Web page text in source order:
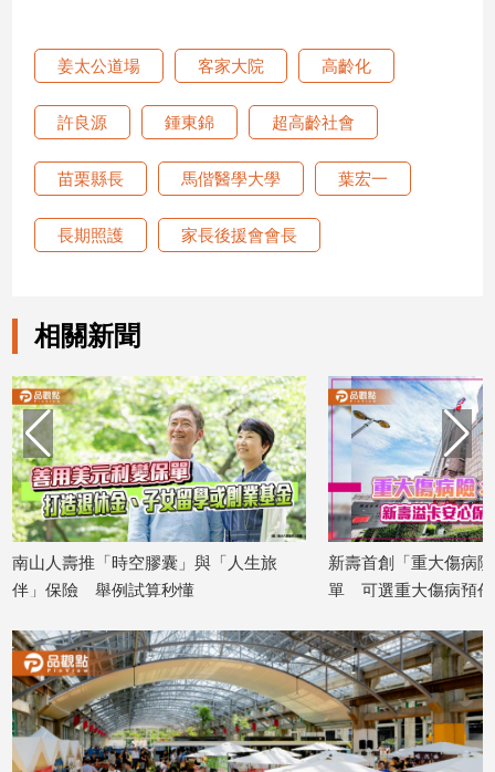
姜太公道場 客家大院 高齡化
許良源 鍾東錦 超高齡社會
苗栗縣長 馬偕醫學大學 葉宏一
長期照護 家長後援會會長
相關新聞
南山人壽推「時空膠囊」與「人生旅
伴」保險 舉例試算秒懂
新壽首創「重大傷病
單 可選重大傷病預作